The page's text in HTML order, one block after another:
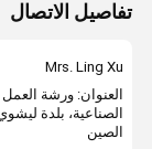
تفاصيل الاتصال
Mrs. Ling Xu
الصناعية، بلدة
الصين